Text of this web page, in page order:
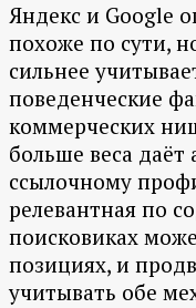
Яндекс и Google
похоже по сути,
сильнее
поведенческие
коммерческих
больше веса даёт
ссылочному
релевантная по
поисковиках
позициях, и
учитывать обе